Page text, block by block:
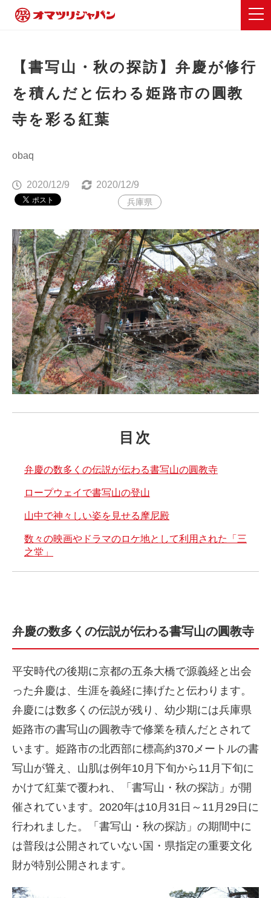
【書写山・秋の探訪】弁慶が修行
を積んだと伝わる姫路市の圓教
寺を彩る紅葉
obaq
2020/12/9 2020/12/9
兵庫県
目次
弁慶の数多くの伝説が伝わる書写山の圓教寺
ロープウェイで書写山の登山
山中で神々しい姿を見せる摩尼殿
数々の映画やドラマのロケ地として利用された「三
之堂」
弁慶の数多くの伝説が伝わる書写山の圓教寺
平安時代の後期に京都の五条大橋で源義経と出会
った弁慶は、生涯を義経に捧げたと伝わります。
弁慶には数多くの伝説が残り、幼少期には兵庫県
姫路市の書写山の圓教寺で修業を積んだとされて
います。姫路市の北西部に標高約370メートルの書
写山が聳え、山肌は例年10月下旬から11月下旬に
かけて紅葉で覆われ、「書写山・秋の探訪」が開
催されています。2020年は10月31日～11月29日に
行われました。「書写山・秋の探訪」の期間中に
は普段は公開されていない国・県指定の重要文化
財が特別公開されます。